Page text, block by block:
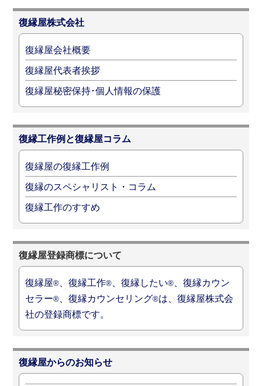
復縁屋株式会社
復縁屋会社概要
復縁屋代表者挨拶
復縁屋秘密保持･個人情報の保護
復縁工作例と復縁屋コラム
復縁屋の復縁工作例
復縁のスペシャリスト・コラム
復縁工作のすすめ
復縁屋登録商標について
復縁屋®、復縁工作®、復縁したい®、復縁カウン
セラー®、復縁カウンセリング®は、復縁屋株式会
社の登録商標です。
復縁屋からのお知らせ